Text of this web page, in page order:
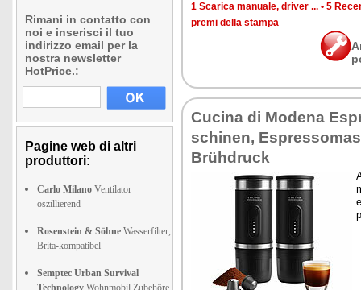
Rimani in contatto con
noi e inserisci il tuo
indirizzo email per la
nostra newsletter
HotPrice.:
Pagine web di altri
produttori:
Carlo Milano Ventilator
oszillierend
Rosenstein & Söhne Wasserfilter,
Brita-kompatibel
Semptec Urban Survival
Technology Wohnmobil Zubehöre
1 Sca­ri­ca ma­nua­le, dri­ver ... • 5
pre­mi del­la stam­pa
Cu­ci­na di Mo­de­na
schi­nen,
Brühdruck